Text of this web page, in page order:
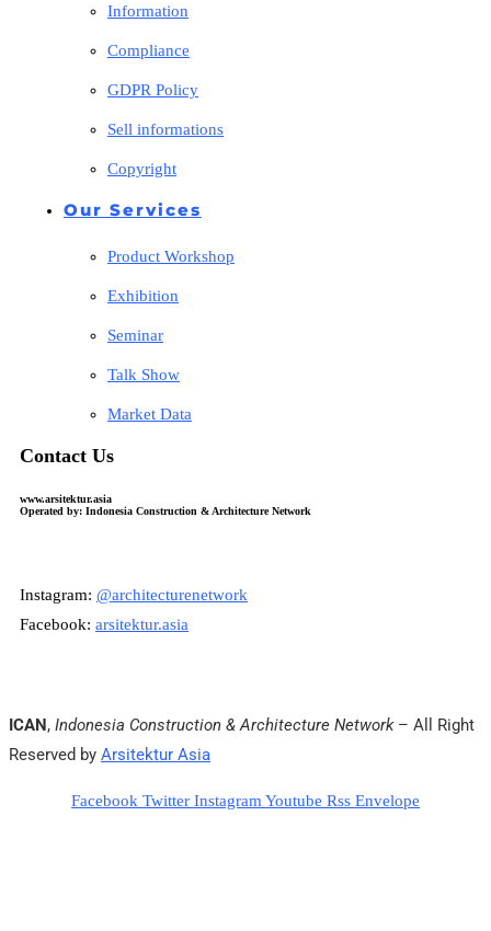
Information
Compliance
GDPR Policy
Sell informations
Copyright
Our Services
Product Workshop
Exhibition
Seminar
Talk Show
Market Data
Contact Us
www.arsitektur.asia
Operated by: Indonesia Construction & Architecture Network
Instagram: @architecturenetwork
Facebook: arsitektur.asia
ICAN, Indonesia Construction & Architecture Network– All Right
Reserved by Arsitektur Asia
Facebook Twitter Instagram Youtube Rss Envelope